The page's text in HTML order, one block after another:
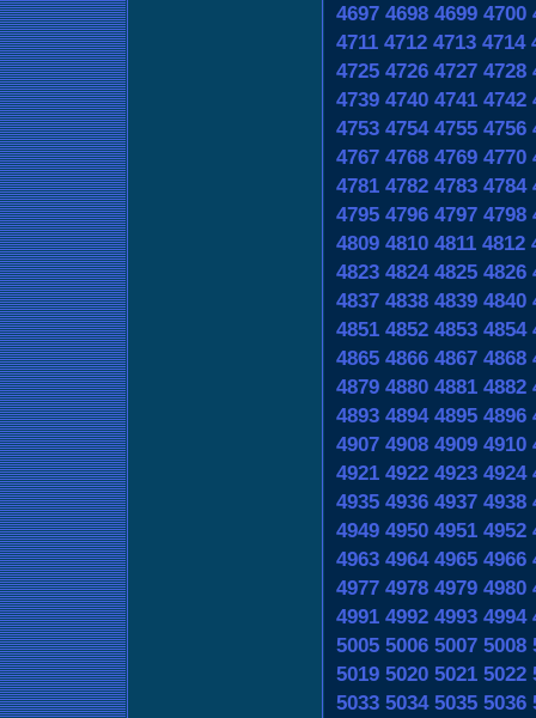
4697 4698 4699 4700
4711 4712 4713 4714
4725 4726 4727 4728
4739 4740 4741 4742
4753 4754 4755 4756
4767 4768 4769 4770
4781 4782 4783 4784
4795 4796 4797 4798
4809 4810 4811 4812
4823 4824 4825 4826
4837 4838 4839 4840
4851 4852 4853 4854
4865 4866 4867 4868
4879 4880 4881 4882
4893 4894 4895 4896
4907 4908 4909 4910
4921 4922 4923 4924
4935 4936 4937 4938
4949 4950 4951 4952
4963 4964 4965 4966
4977 4978 4979 4980
4991 4992 4993 4994
5005 5006 5007 5008
5019 5020 5021 5022
5033 5034 5035 5036